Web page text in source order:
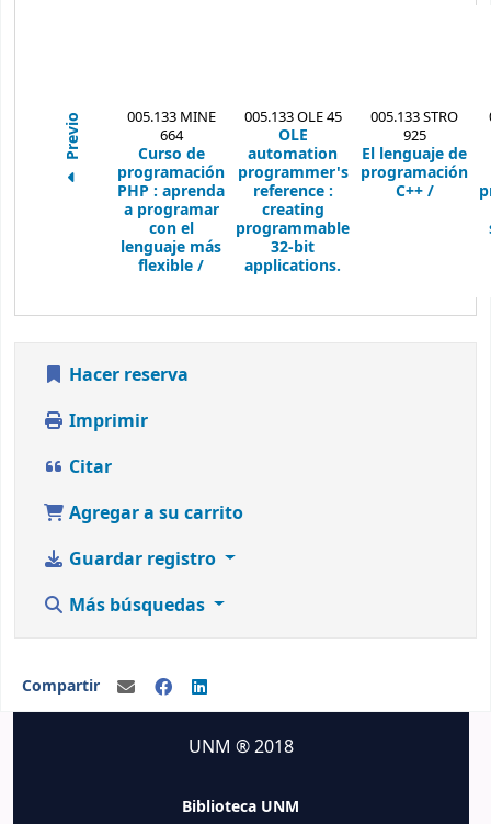
Previo
005.133 MINE
664
Curso de
programación
PHP : aprenda
a programar
con el
lenguaje más
flexible /
005.133 OLE 45
OLE
automation
programmer's
reference :
creating
programmable
32-bit
applications.
005.133 STRO
925
El lenguaje de
programación
C++ /
Hacer reserva
Imprimir
Citar
Agregar a su carrito
Guardar registro
Más búsquedas
Compartir
UNM ® 2018
Biblioteca UNM